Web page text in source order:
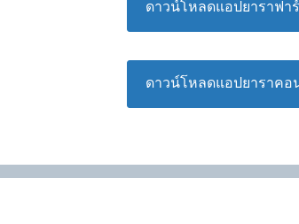
ดาวน์โหลดแอปยาราฟา
ดาวน์โหลดแอปยาราคอ